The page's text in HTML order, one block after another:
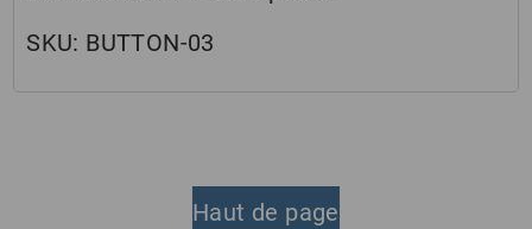
SKU: BUTTON-03
Haut de page